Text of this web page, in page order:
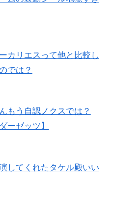
カリエスって他と比較し
では？
もう自認ノクスでは？
ーゼッツ】
してくれたタケル殿いい